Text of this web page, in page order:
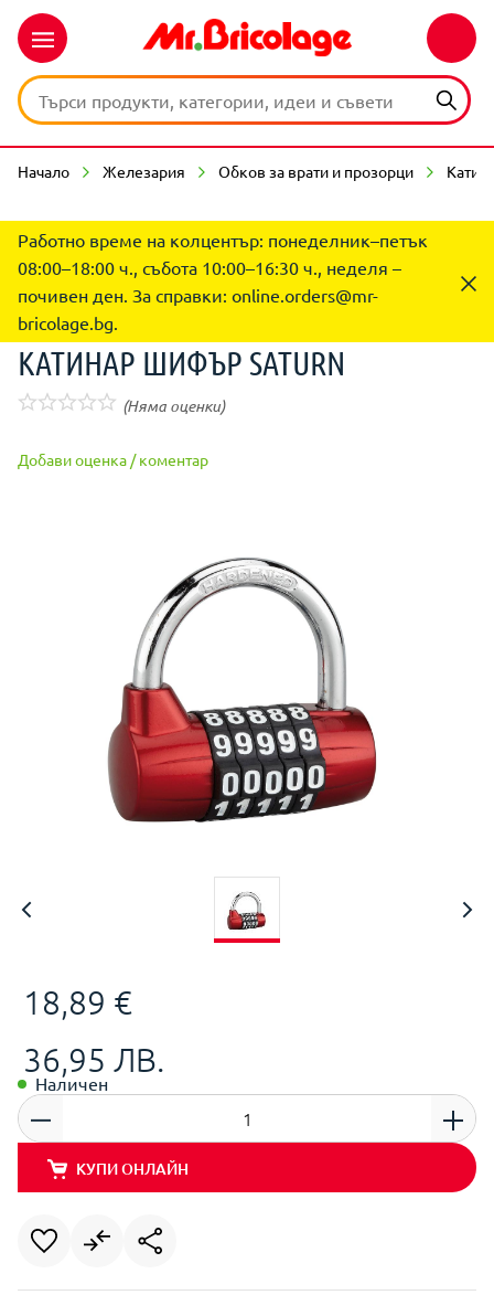
Начало Железария Обков за врати и прозорци
Работно време на колцентър: понеделник–петък
08:00–18:00 ч., събота 10:00–16:30 ч., неделя –
почивен ден. За справки: online.orders@mr-
bricolage.bg.
КАТИНАР ШИФЪР SATURN
(Няма оценки)
Добави оценка / коментар
18,89 €
36,95 ЛВ.
Наличен
КУПИ ОНЛАЙН